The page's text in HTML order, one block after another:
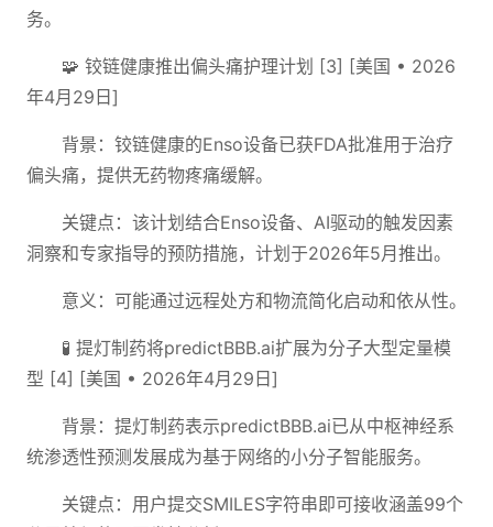
务。
🧩 铰链健康推出偏头痛护理计划 [3] [美国 • 2026
年4月29日]
背景：铰链健康的Enso设备已获FDA批准用于治疗
偏头痛，提供无药物疼痛缓解。
关键点：该计划结合Enso设备、AI驱动的触发因素
洞察和专家指导的预防措施，计划于2026年5月推出。
意义：可能通过远程处方和物流简化启动和依从性。
🧪 提灯制药将predictBBB.ai扩展为分子大型定量模
型 [4] [美国 • 2026年4月29日]
背景：提灯制药表示predictBBB.ai已从中枢神经系
统渗透性预测发展成为基于网络的小分子智能服务。
关键点：用户提交SMILES字符串即可接收涵盖99个